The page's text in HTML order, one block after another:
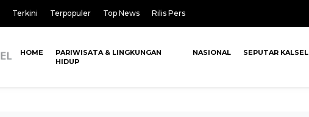
Terkini Terpopuler Top News Rilis Pers
HOME
PARIWISATA & LINGKUNGAN
HIDUP
NASIONAL SEPUTAR KALSEL